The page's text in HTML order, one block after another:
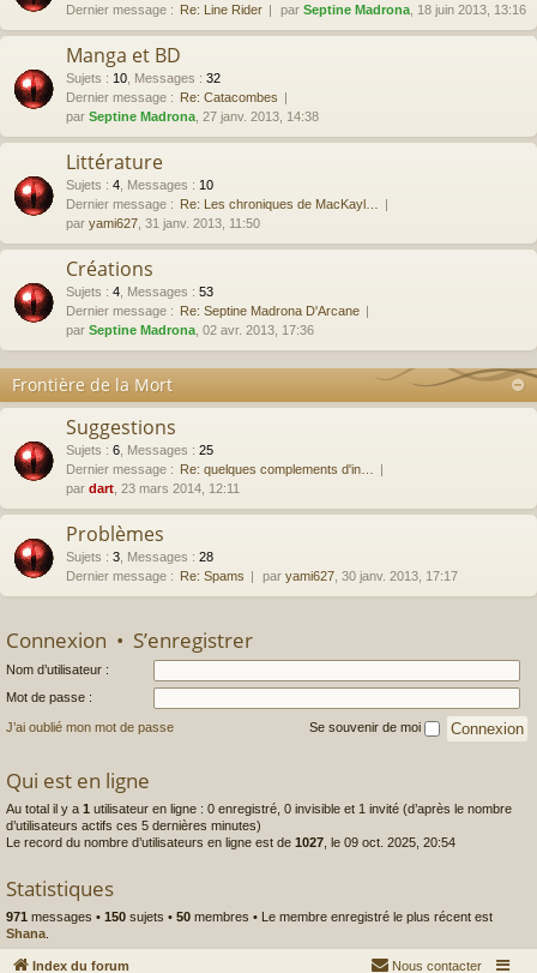
Dernier message : Re: Line Rider par Septine Madrona , 18 juin 2013, 13:16
Manga et BD
Sujets : 10 Messages : 32
Dernier message : Re: Catacombes
par Septine Madrona , 27 janv. 2013, 14:38
Littérature
Sujets : 4 Messages : 10
Dernier message : Re: Les chroniques de MacKayl…
par yami627 , 31 janv. 2013, 11:50
Créations
Sujets : 4 Messages : 53
Dernier message : Re: Septine Madrona D'Arcane
par Septine Madrona , 02 avr. 2013, 17:36
Frontière de la Mort
Suggestions
Sujets : 6 Messages : 25
Dernier message : Re: quelques complements d'in…
par dart , 23 mars 2014, 12:11
Problèmes
Sujets : 3 Messages : 28
Dernier message : Re: Spams par yami627 , 30 janv. 2013, 17:17
Connexion • S’enregistrer
Nom d’utilisateur :
Mot de passe :
J’ai oublié mon mot de passe Se souvenir de moi
Qui est en ligne
Au total il y a 1 utilisateur en ligne : 0 enregistré, 0 invisible et 1 invité (d’après le nombre
d’utilisateurs actifs ces 5 dernières minutes)
Le record du nombre d’utilisateurs en ligne est de 1027, le 09 oct. 2025, 20:54
Statistiques
971 messages • 150 sujets • 50 membres • Le membre enregistré le plus récent est
Shana.
Index du forum Nous contacter